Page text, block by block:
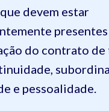
devem estar
presentes
do contrato de
e pessoalidade.